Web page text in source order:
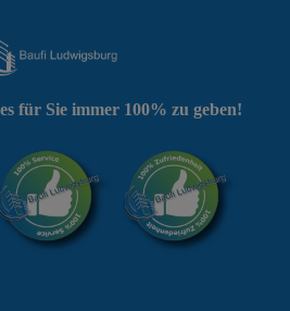
für Sie immer 100% zu geben!